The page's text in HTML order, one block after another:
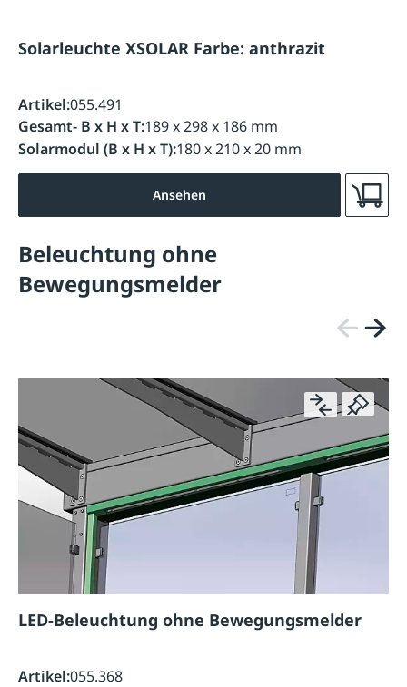
Solarleuchte XSOLAR Farbe: anthrazit
Artikel:055.491
Gesamt- B x H x T:189 x 298 x 186 mm
Solarmodul (B x H x T):180 x 210 x 20 mm
Ansehen
Beleuchtung ohne
Bewegungsmelder
LED-Beleuchtung ohne Bewegungsmelder
Artikel:055.368